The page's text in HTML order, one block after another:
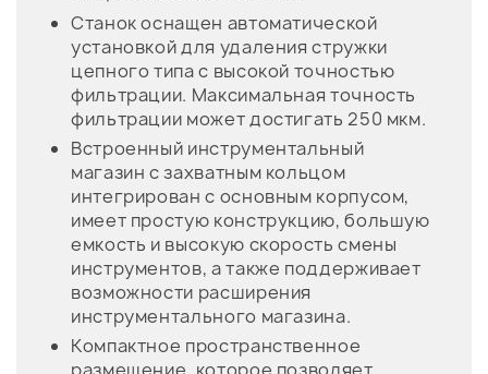
Станок оснащен автоматической
установкой для удаления стружки
цепного типа с высокой точностью
фильтрации. Максимальная точность
фильтрации может достигать 250 мкм.
Встроенный инструментальный
магазин с захватным кольцом
интегрирован с основным корпусом,
имеет простую конструкцию, большую
емкость и высокую скорость смены
инструментов, а также поддерживает
возможности расширения
инструментального магазина.
Компактное пространственное